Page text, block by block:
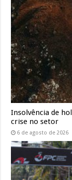
Insolvência de
crise no setor
6 de agosto de 2026